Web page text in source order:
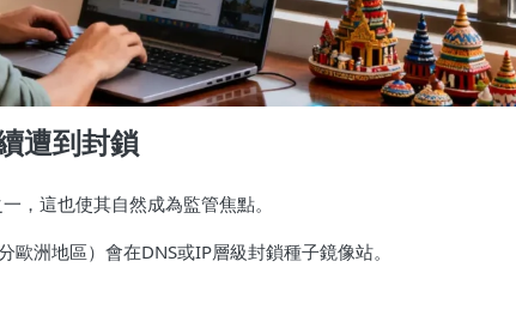
遭到封鎖
，這也使其自然成為監管焦點。
洲地區）會在DNS或IP層級封鎖種子鏡像站。